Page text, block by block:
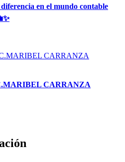
en el mundo contable
CARRANZA